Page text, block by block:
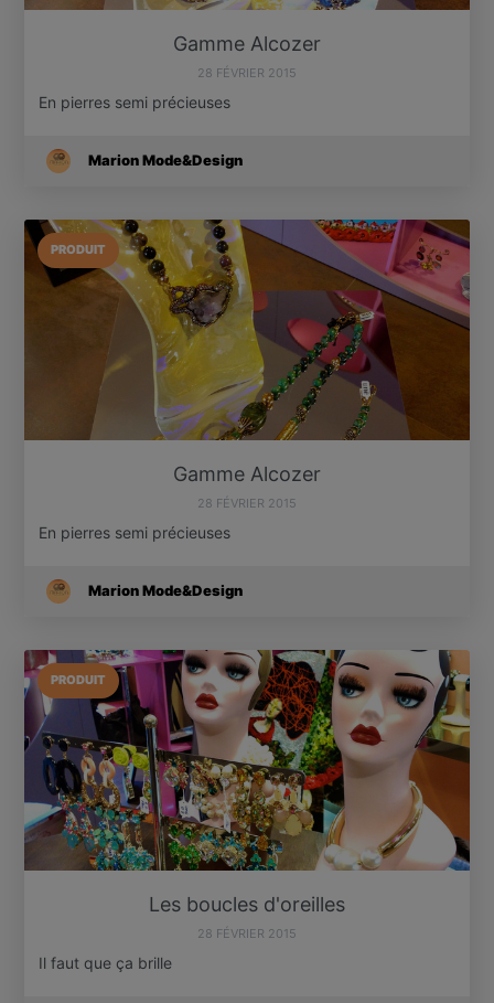
Gamme Alcozer
28 FÉVRIER 2015
En pierres semi précieuses
Marion Mode&Design
PRODUIT
Gamme Alcozer
28 FÉVRIER 2015
En pierres semi précieuses
Marion Mode&Design
PRODUIT
Les boucles d'oreilles
28 FÉVRIER 2015
Il faut que ça brille